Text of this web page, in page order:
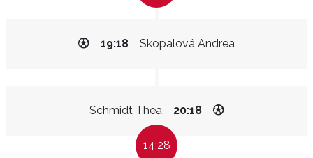
Skopalová Andrea
19:18
Schmidt Thea 20:18
14:28